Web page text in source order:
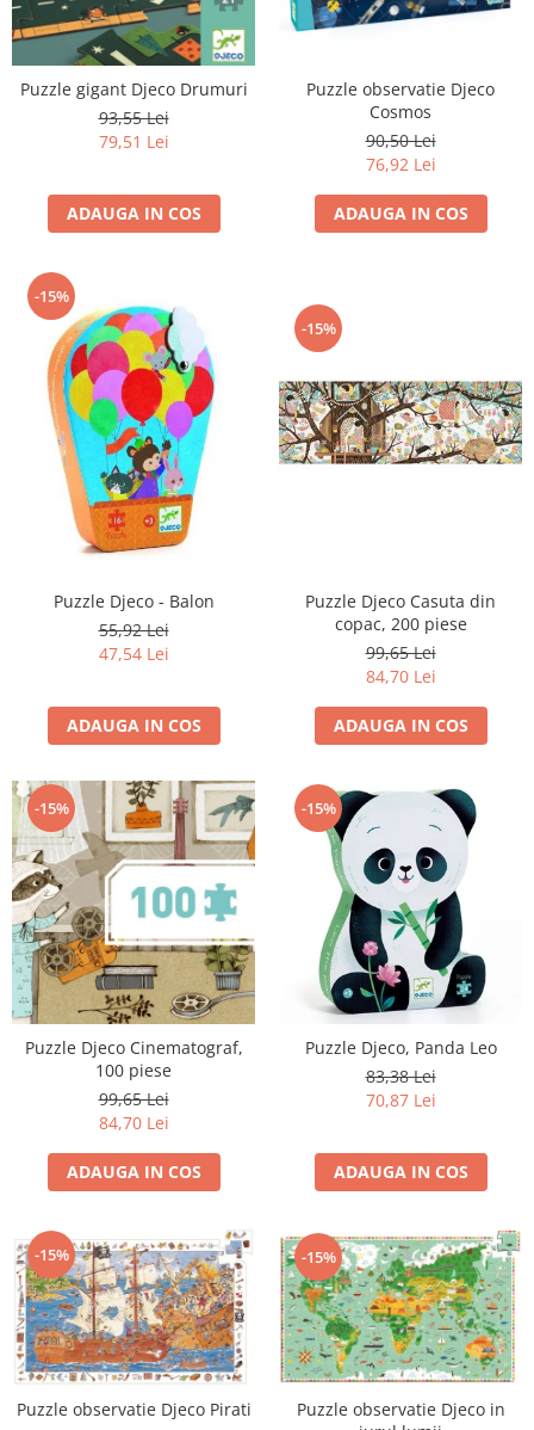
Puzzle gigant Djeco Drumuri
93,55 Lei
79,51 Lei
ADAUGA IN COS
Puzzle observatie Djeco
Cosmos
90,50 Lei
76,92 Lei
ADAUGA IN COS
-15%
Puzzle Djeco - Balon
55,92 Lei
47,54 Lei
ADAUGA IN COS
-15%
Puzzle Djeco Casuta din
copac, 200 piese
99,65 Lei
84,70 Lei
ADAUGA IN COS
-15%
Puzzle Djeco Cinematograf,
100 piese
99,65 Lei
84,70 Lei
ADAUGA IN COS
-15%
Puzzle Djeco, Panda Leo
83,38 Lei
70,87 Lei
ADAUGA IN COS
-15%
Puzzle observatie Djeco Pirati
-15%
Puzzle observatie Djeco in